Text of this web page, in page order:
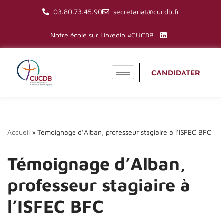
contenu
03.80.73.45.90 secretariat@cucdb.fr
Notre école sur Linkedin #CUCDB
CANDIDATER
Accueil » Témoignage d’Alban, professeur stagiaire à l’ISFEC BFC
Témoignage d’Alban,
professeur stagiaire à
l’ISFEC BFC